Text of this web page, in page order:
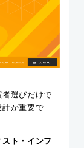
選びだけで
計が重要で
ト・インフ